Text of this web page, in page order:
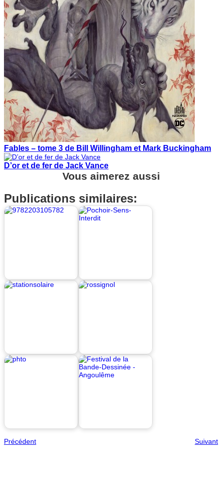
Fables – tome 3 de Bill Willingham et Mark Buckingham
D’or et de fer de Jack Vance
Vous aimerez aussi
Publications similaires:
Précédent Suivant